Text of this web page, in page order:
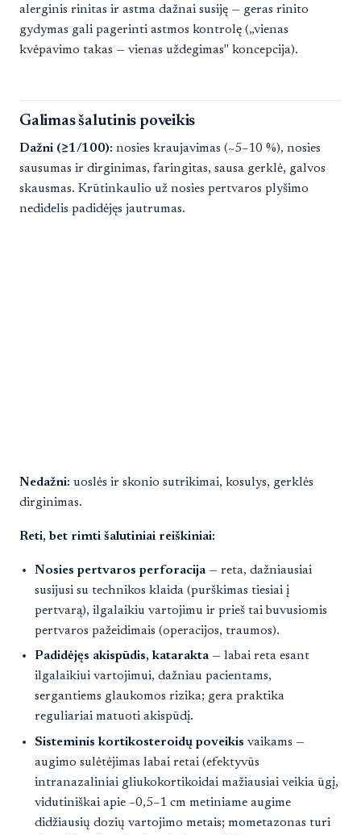
alerginis rinitas ir astma dažnai susiję — geras rinito
gydymas gali pagerinti astmos kontrolę („vienas
kvėpavimo takas — vienas uždegimas" koncepcija).
Galimas šalutinis poveikis
Dažni (≥1/100): nosies kraujavimas (~5–10 %), nosies
sausumas ir dirginimas, faringitas, sausa gerklė, galvos
skausmas. Krūtinkaulio už nosies pertvaros plyšimo
nedidelis padidėjęs jautrumas.
Nedažni: uoslės ir skonio sutrikimai, kosulys, gerklės
dirginimas.
Reti, bet rimti šalutiniai reiškiniai:
Nosies pertvaros perforacija— reta, dažniausiai
susijusi su technikos klaida (purškimas tiesiai į
pertvarą), ilgalaikiu vartojimu ir prieš tai buvusiomis
pertvaros pažeidimais (operacijos, traumos).
Padidėjęs akispūdis, katarakta— labai reta esant
ilgalaikiui vartojimui, dažniau pacientams,
sergantiems glaukomos rizika; gera praktika
reguliariai matuoti akispūdį.
Sisteminis kortikosteroidų poveikis vaikams —
augimo sulėtėjimas labai retai (efektyvūs
intranazaliniai gliukokortikoidai mažiausiai veikia ūgį,
vidutiniškai apie –0,5–1 cm metiniame augime
didžiausių dozių vartojimo metais; mometazonas turi